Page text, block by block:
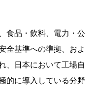
食品・飲料、電力・公
全基準への準拠、およ
、日本において工場自
的に導入している分野